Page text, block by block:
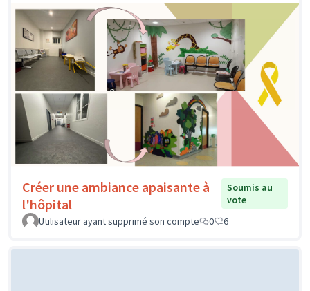
Créer une ambiance apaisante à
l'hôpital
Soumis au
vote
Utilisateur ayant supprimé son compte
0 6